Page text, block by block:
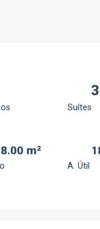
3
Suítes
m²
A. Útil